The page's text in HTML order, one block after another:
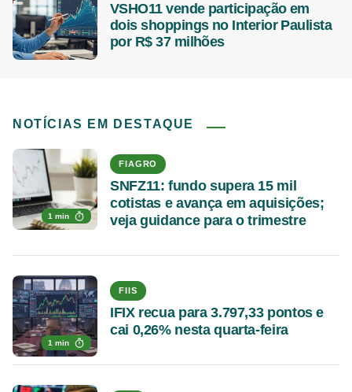
VSHO11 vende participação em
dois shoppings no Interior Paulista
por R$ 37 milhões
NOTÍCIAS EM DESTAQUE
1 min
FIAGRO
SNFZ11: fundo supera 15 mil
cotistas e avança em aquisições;
veja guidance para o trimestre
1 min
FIIS
IFIX recua para 3.797,33 pontos e
cai 0,26% nesta quarta-feira